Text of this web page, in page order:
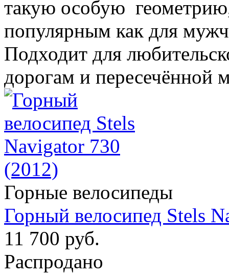
такую особую
популярным как для
Подходит для
дорогам и пересечённой
Горные велосипеды
Горный велосипед Stels
11 700 руб.
Распродано